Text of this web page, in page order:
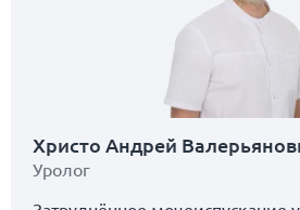
Христо Андрей
Уролог